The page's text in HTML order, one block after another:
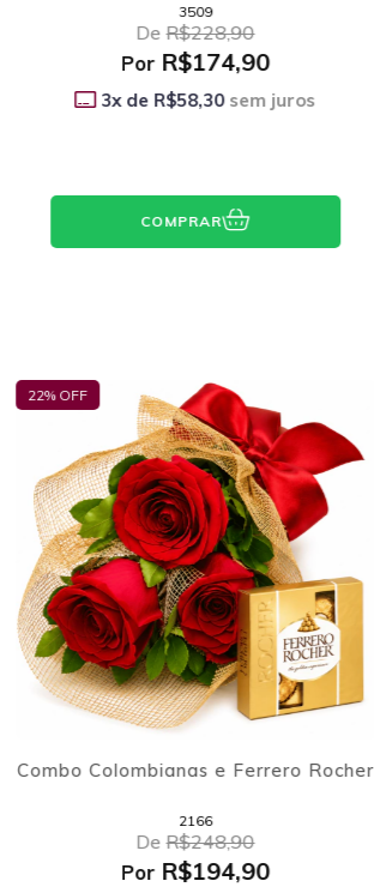
1001
R$248,90
x de R$82,97sem juros
Frete grátis no período integral
COMPRAR
25% OFF
Buquê Seis Colombianas Vermelhas e
2114
De R$298,95
PorR$224,90